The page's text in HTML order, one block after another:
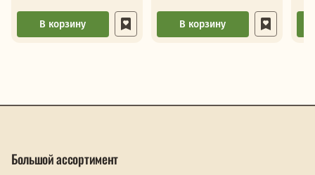
В корзину В корзину
Большой ассортимент